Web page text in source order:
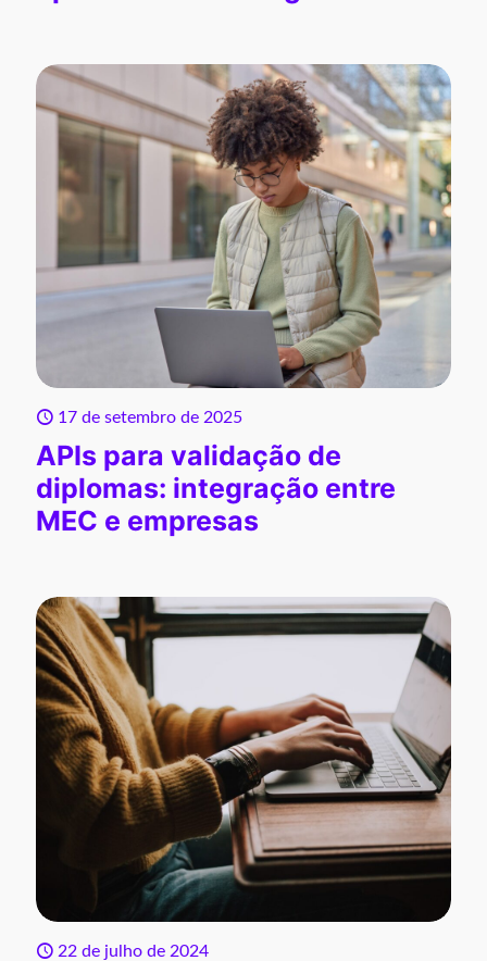
17 de setembro de 2025
APIs para validação de
diplomas: integração entre
MEC e empresas
22 de julho de 2024